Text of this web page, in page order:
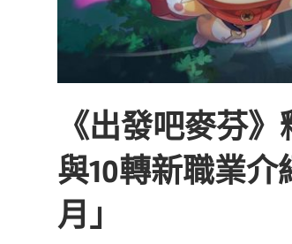
《出發吧麥芬
與10轉新職業
月」